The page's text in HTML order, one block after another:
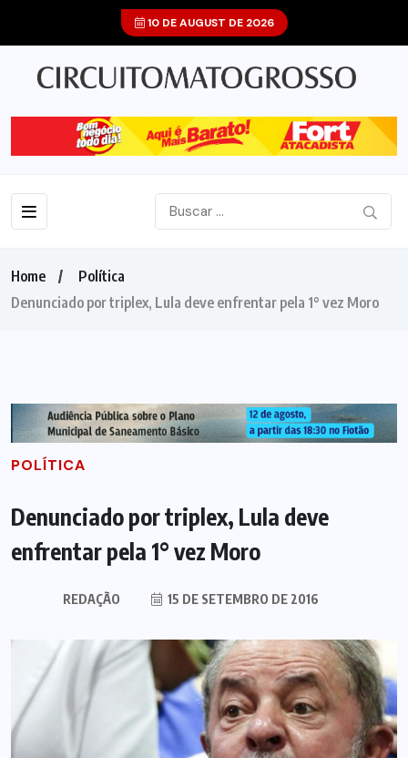
10 DE AUGUST DE 2026
Home
Política
Denunciado por triplex, Lula deve enfrentar pela 1° vez Moro
POLÍTICA
Denunciado por triplex, Lula deve
enfrentar pela 1° vez Moro
REDAÇÃO 15 DE SETEMBRO DE 2016